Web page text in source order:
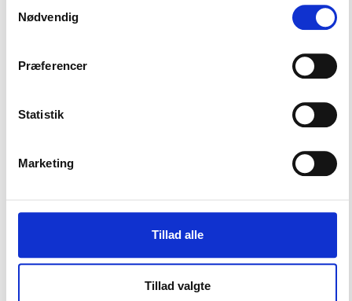
Nødvendig
Præferencer
Statistik
Marketing
Tillad alle
Tillad valgte
eksempel på en af de få events med bredere sigte,
som blev støttet af Sport Event Denmark, og som i
op til, at Sport Event Denmark i større grad får
mulighed for at støtte sådanne breddeevents, der
væsentlige turismeindtægter.
Støtte til faciliteter
Ud over støtten fra Sport Event Denmark har en af
de vigtige faktorer for kommuner og specialforbund
været sikring af de rette faciliteter.